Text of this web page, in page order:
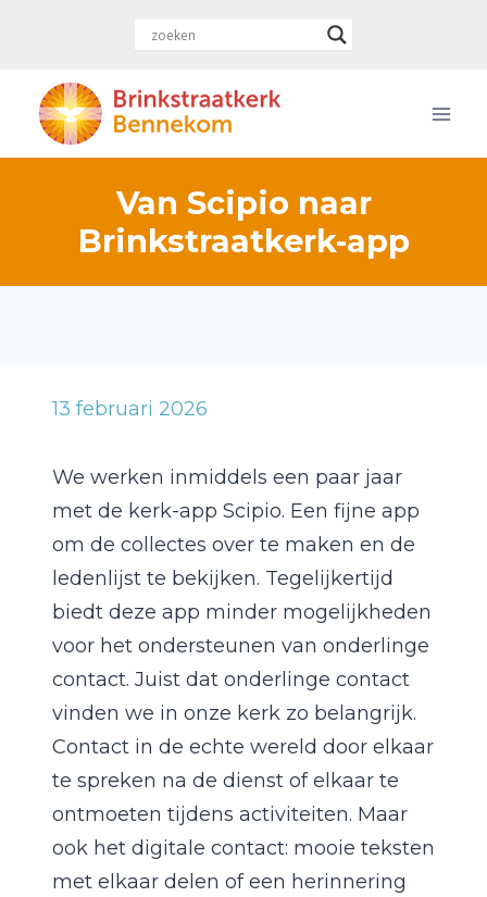
inhoud
Van Scipio naar
Brinkstraatkerk-app
13 februari 2026
We werken inmiddels een paar jaar
met de kerk-app Scipio. Een fijne app
om de collectes over te maken en de
ledenlijst te bekijken. Tegelijkertijd
biedt deze app minder mogelijkheden
voor het ondersteunen van onderlinge
contact. Juist dat onderlinge contact
vinden we in onze kerk zo belangrijk.
Contact in de echte wereld door elkaar
te spreken na de dienst of elkaar te
ontmoeten tijdens activiteiten. Maar
ook het digitale contact: mooie teksten
met elkaar delen of een herinnering